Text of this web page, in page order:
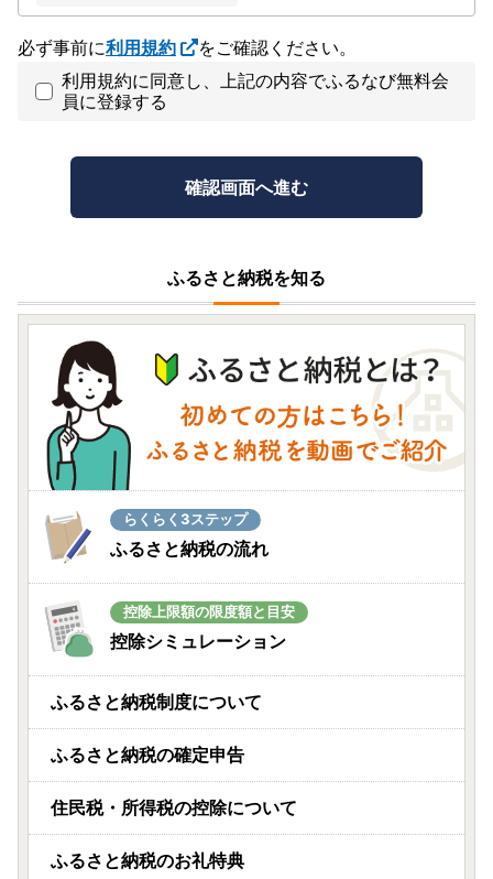
必ず事前に利用規約
をご確認ください。
利用規約に同意し、上記の内容でふるなび無料会
員に登録する
ふるさと納税を知る
らくらく3ステップ
ふるさと納税の流れ
控除上限額の限度額と目安
控除シミュレーション
ふるさと納税制度について
ふるさと納税の確定申告
住民税・所得税の控除について
ふるさと納税のお礼特典